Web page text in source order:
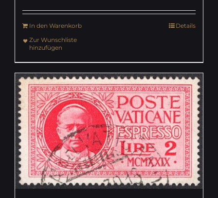
In den Warenkorb
Details
Zur Wunschliste
hinzufügen